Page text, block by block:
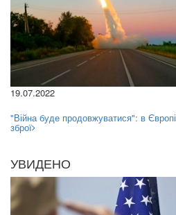
19.07.2022
"Війна буде продовжуватися": в
зброї
УВИДЕНО